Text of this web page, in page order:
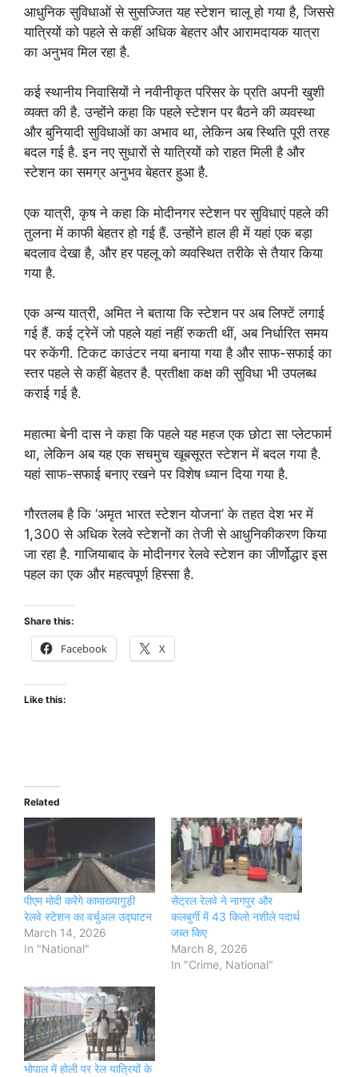
आधुनिक सुविधाओं से सुसज्जित यह स्टेशन चालू हो गया है, जिससे
यात्रियों को पहले से कहीं अधिक बेहतर और आरामदायक यात्रा
का अनुभव मिल रहा है.
कई स्थानीय निवासियों ने नवीनीकृत परिसर के प्रति अपनी खुशी
व्यक्त की है. उन्होंने कहा कि पहले स्टेशन पर बैठने की व्यवस्था
और बुनियादी सुविधाओं का अभाव था, लेकिन अब स्थिति पूरी तरह
बदल गई है. इन नए सुधारों से यात्रियों को राहत मिली है और
स्टेशन का समग्र अनुभव बेहतर हुआ है.
एक यात्री, कृष ने कहा कि मोदीनगर स्टेशन पर सुविधाएं पहले की
तुलना में काफी बेहतर हो गई हैं. उन्होंने हाल ही में यहां एक बड़ा
बदलाव देखा है, और हर पहलू को व्यवस्थित तरीके से तैयार किया
गया है.
एक अन्य यात्री, अमित ने बताया कि स्टेशन पर अब लिफ्टें लगाई
गई हैं. कई ट्रेनें जो पहले यहां नहीं रुकती थीं, अब निर्धारित समय
पर रुकेंगी. टिकट काउंटर नया बनाया गया है और साफ-सफाई का
स्तर पहले से कहीं बेहतर है. प्रतीक्षा कक्ष की सुविधा भी उपलब्ध
कराई गई है.
महात्मा बेनी दास ने कहा कि पहले यह महज एक छोटा सा प्लेटफार्म
था, लेकिन अब यह एक सचमुच खूबसूरत स्टेशन में बदल गया है.
यहां साफ-सफाई बनाए रखने पर विशेष ध्यान दिया गया है.
गौरतलब है कि ‘अमृत भारत स्टेशन योजना’ के तहत देश भर में
1,300 से अधिक रेलवे स्टेशनों का तेजी से आधुनिकीकरण किया
जा रहा है. गाजियाबाद के मोदीनगर रेलवे स्टेशन का जीर्णोद्धार इस
पहल का एक और महत्वपूर्ण हिस्सा है.
Share this:
Facebook X
Like this:
Related
पीएम मोदी करेंगे कामाख्यागुड़ी
रेलवे स्टेशन का वर्चुअल उद्घाटन
March 14, 2026
In "National"
सेंट्रल रेलवे ने नागपुर और
कलबुर्गी में 43 किलो नशीले पदार्थ
जब्त किए
March 8, 2026
In "Crime, National"
भोपाल में होली पर रेल यात्रियों के